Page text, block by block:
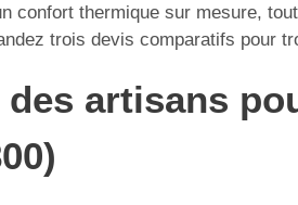
confort thermique sur mesure,
trois devis comparatifs pour
artisans